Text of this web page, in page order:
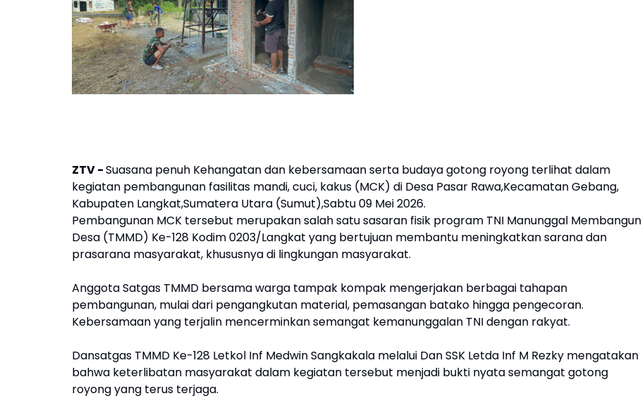
ZTV -Suasana penuh Kehangatan dan kebersamaan serta budaya gotong royong terlihat dalam
kegiatan pembangunan fasilitas mandi, cuci, kakus (MCK) di Desa Pasar Rawa,Kecamatan Gebang,
Kabupaten Langkat,Sumatera Utara (Sumut),Sabtu 09 Mei 2026.
Pembangunan MCK tersebut merupakan salah satu sasaran fisik program TNI Manunggal Membangun
Desa (TMMD) Ke-128 Kodim 0203/Langkat yang bertujuan membantu meningkatkan sarana dan
prasarana masyarakat, khususnya di lingkungan masyarakat.
Anggota Satgas TMMD bersama warga tampak kompak mengerjakan berbagai tahapan
pembangunan, mulai dari pengangkutan material, pemasangan batako hingga pengecoran.
Kebersamaan yang terjalin mencerminkan semangat kemanunggalan TNI dengan rakyat.
Dansatgas TMMD Ke-128 Letkol Inf Medwin Sangkakala melalui Dan SSK Letda Inf M Rezky mengatakan
bahwa keterlibatan masyarakat dalam kegiatan tersebut menjadi bukti nyata semangat gotong
royong yang terus terjaga.